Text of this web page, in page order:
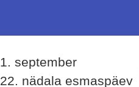
1. september
22. nädala esmaspäev